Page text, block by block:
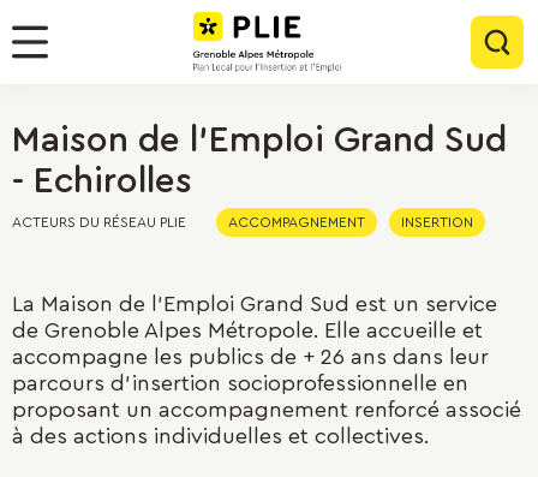
Panneau de gestion des cookies
Menu
Maison de l'Emploi Grand Sud
- Echirolles
ACTEURS DU RÉSEAU PLIE ACCOMPAGNEMENT INSERTION
La Maison de l'Emploi Grand Sud est un service
de Grenoble Alpes Métropole. Elle accueille et
accompagne les publics de + 26 ans dans leur
parcours d'insertion socioprofessionnelle en
proposant un accompagnement renforcé associé
à des actions individuelles et collectives.